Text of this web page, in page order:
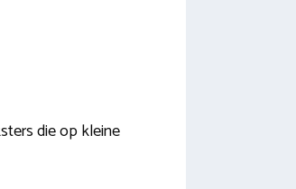
die op kleine